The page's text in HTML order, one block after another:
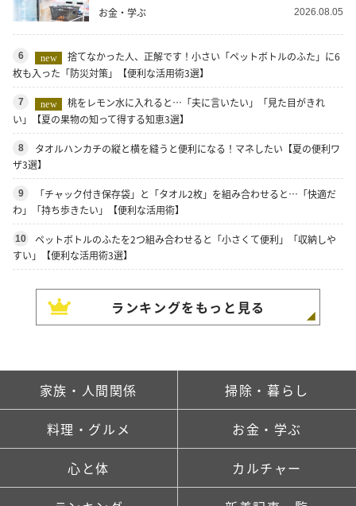
お金・学ぶ 2026.08.05
6 new
捨てなかった人、正解です！小さい「ペットボトルのふた」に6
枚も入った「防災対策」【便利な活用術3選】
7 new
桃をレモン水に入れると…「夫に言いたい」「見た目がきれ
い」【夏の果物の知って得する知恵3選】
8
タオルハンカチの縦と横を縫うと便利になる！マネしたい【夏の便利ワ
ザ3選】
9
「チャック付き保存袋」と「タオル2枚」を組み合わせると…「快適だ
わ」「持ち歩きたい」【便利な活用術】
10
ペットボトルのふたを2つ組み合わせると「小さくて便利」「収納しや
すい」【便利な活用術3選】
ランキングをもっと見る
家族・人間関係 掃除・暮らし
料理・グルメ お金・学ぶ
心と体 カルチャー